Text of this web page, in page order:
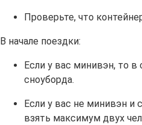
Проверьте, что
В начале поездки:
Если у вас минивэн, то
сноуборда.
Если у вас не минивэн и
взять максимум двух